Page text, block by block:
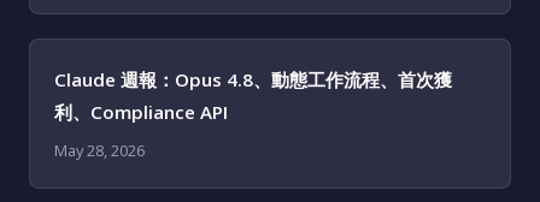
Claude 週報：Opus 4.8、動態工作流程、首次獲
利、Compliance API
May 28, 2026